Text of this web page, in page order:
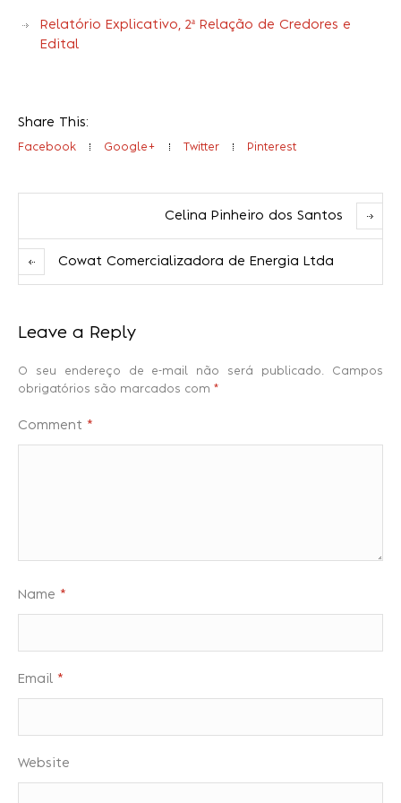
Relatório Explicativo, 2ª Relação de Credores e
Edital
Share This:
Facebook Google+ Twitter Pinterest
Celina Pinheiro dos Santos
Cowat Comercializadora de Energia Ltda
Leave a Reply
O seu endereço de e-mail não será publicado.
Campos
obrigatórios são marcados com *
Comment *
Name *
Email *
Website